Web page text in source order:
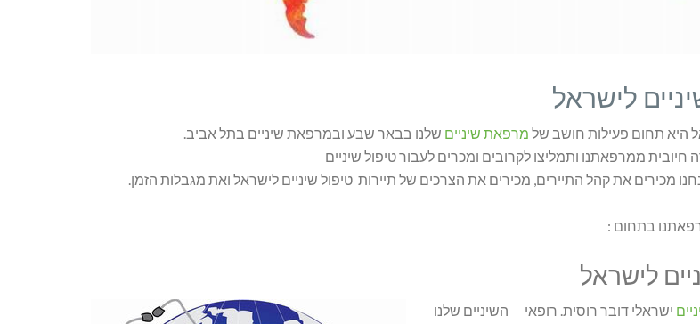
לישראל
היא תחום פעילות חושב של מרפאת שיניים שלנו בבאר שבע ובמרפאת שיניים בתל אביב.
ממרפאתנו ותמליצו לקרובים ומכרים לעבור טיפול שיניים
מכירים את קהל התיירים, מכירים את הצרכים של תיירות טיפול שיניים לישראל ואת מגבלות הזמן.
בתחום :
לישראל
ישראלי דובר רוסית. רופאי השיניים שלנו